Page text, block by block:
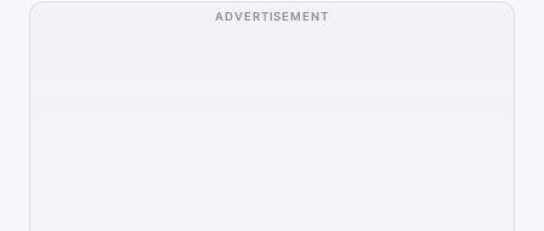
ADVERTISEMENT